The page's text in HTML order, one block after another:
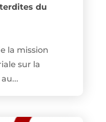
du
la mission
sur la